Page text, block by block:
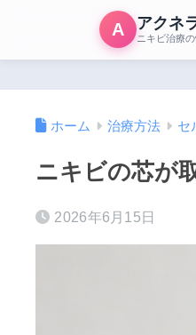
A アクネ
ニキビ治療
ホーム 治療方法 セ
ニキビの芯が
2026年6月15日